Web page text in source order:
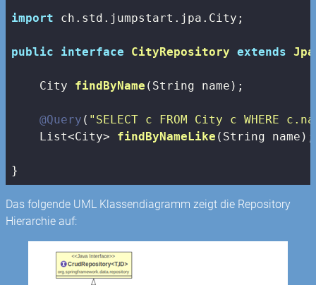
import ch.std.jumpstart.jpa.City;
public interface CityRepository extends
City findByName (String name) ;
@Query ( "SELECT c FROM City c WHERE
List<City> findByNameLike (String name) ;
}
Das folgende UML Klassendiagramm zeigt die Repository
Hierarchie auf: